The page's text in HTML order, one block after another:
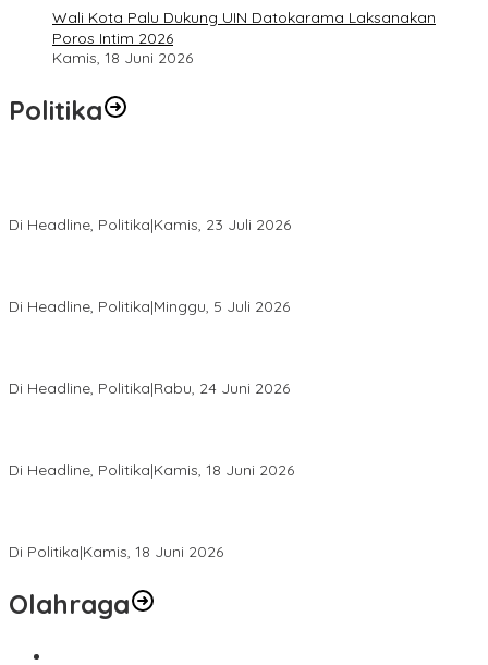
Wali Kota Palu Dukung UIN Datokarama Laksanakan
Poros Intim 2026
Kamis, 18 Juni 2026
Politika
Di Headline, Politika|Kamis, 23 Juli 2026
Di Headline, Politika|Minggu, 5 Juli 2026
Di Headline, Politika|Rabu, 24 Juni 2026
Di Headline, Politika|Kamis, 18 Juni 2026
Di Politika|Kamis, 18 Juni 2026
Olahraga